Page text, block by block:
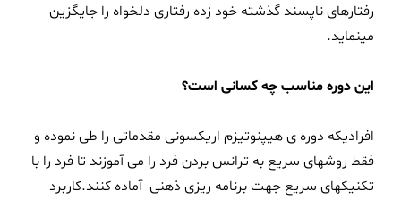
رفتارهای ناپسند گذشته خود زده رفتاری دلخواه را جایگزین
مینماید.
این دوره مناسب چه کسانی است؟
افرادیکه دوره ی هیپنوتیزم اریکسونی مقدماتی را طی نموده و
فقط روشهای سریع به ترانس بردن فرد را می آموزند تا فرد را با
تکنیکهای سریع جهت برنامه ریزی ذهنی آماده کنند.کاربرد